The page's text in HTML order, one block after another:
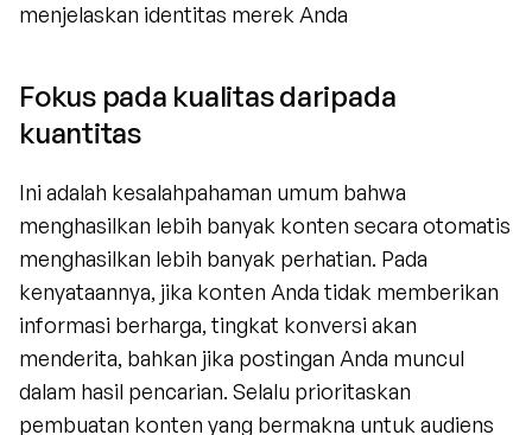
menjelaskan identitas merek Anda
Fokus pada kualitas daripada
kuantitas
Ini adalah kesalahpahaman umum bahwa
menghasilkan lebih banyak konten secara otomatis
menghasilkan lebih banyak perhatian. Pada
kenyataannya, jika konten Anda tidak memberikan
informasi berharga, tingkat konversi akan
menderita, bahkan jika postingan Anda muncul
dalam hasil pencarian. Selalu prioritaskan
pembuatan konten yang bermakna untuk audiens